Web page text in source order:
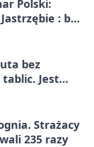
Polski:
: bez
bez
Jest
Strażacy
235 razy